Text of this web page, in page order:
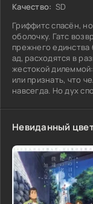
Качество: SD
Гриффитс спасён,
оболочку. Гатс
прежнего
ад, расходятся в
жестокой
или признать, что
навсегда. Но дух
Невиданный 100